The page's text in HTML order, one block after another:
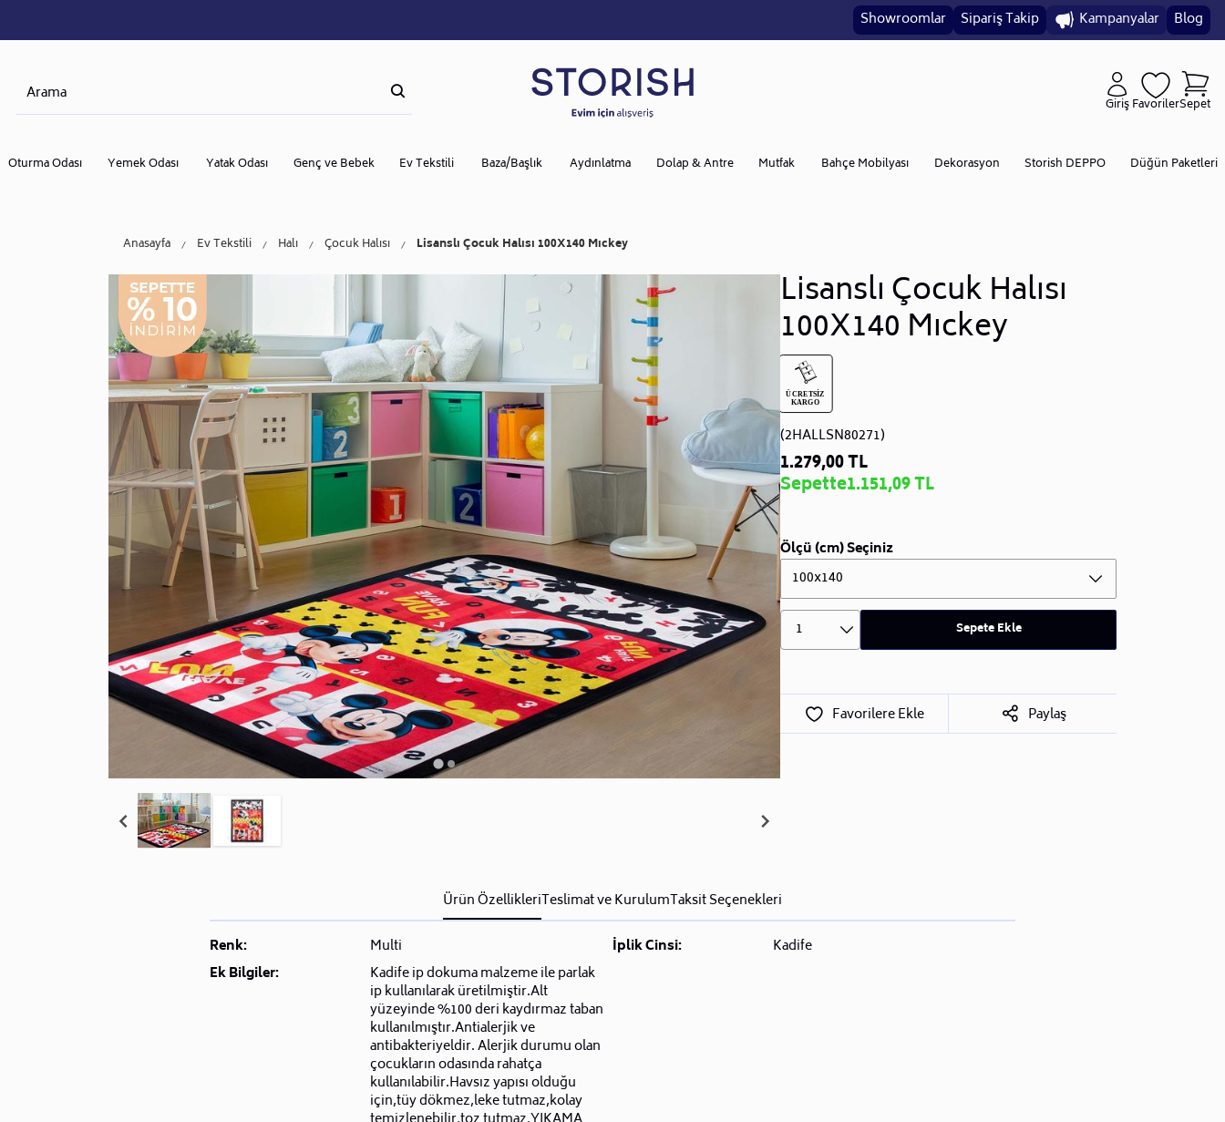
Showroomlar Sipariş Takip Kampanyalar Blog
GirişFavorilerSepet
Oturma Odası Yemek Odası Yatak Odası Genç ve Bebek Ev Tekstili Baza/Başlık Aydınlatma Dolap & Antre Mutfak Bahçe Mobilyası Dekorasyon Storish DEPPO Düğün Paketleri
Anasayfa Ev Tekstili Halı Çocuk Halısı Lisanslı Çocuk Halısı 100X140 Mıckey
Lisanslı Çocuk Halısı
100X140 Mıckey
(2HALLSN80271)
1.279,00 TL
Sepette1.151,09 TL
Ölçü (cm) Seçiniz
100x140
1 Sepete Ekle
Favorilere Ekle Paylaş
Ürün ÖzellikleriTeslimat ve KurulumTaksit Seçenekleri
Renk:
Multi İplik Cinsi:
Kadife
Ek Bilgiler:
Kadife ip dokuma malzeme ile parlak
ip kullanılarak üretilmiştir.Alt
yüzeyinde %100 deri kaydırmaz taban
kullanılmıştır.Antialerjik ve
antibakteriyeldir. Alerjik durumu olan
çocukların odasında rahatça
kullanılabilir.Havsız yapısı olduğu
için,tüy dökmez,leke tutmaz,kolay